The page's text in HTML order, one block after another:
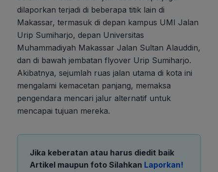
dilaporkan terjadi di beberapa titik lain di
Makassar, termasuk di depan kampus UMI Jalan
Urip Sumiharjo, depan Universitas
Muhammadiyah Makassar Jalan Sultan Alauddin,
dan di bawah jembatan flyover Urip Sumiharjo.
Akibatnya, sejumlah ruas jalan utama di kota ini
mengalami kemacetan panjang, memaksa
pengendara mencari jalur alternatif untuk
mencapai tujuan mereka.
Jika keberatan atau harus diedit baik
Artikel maupun foto Silahkan Laporkan!